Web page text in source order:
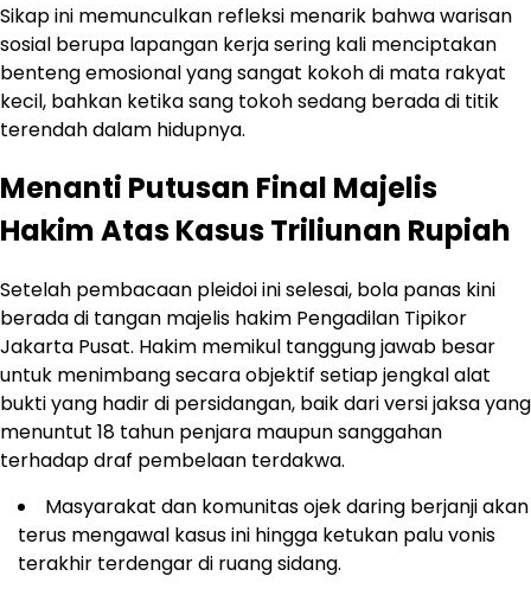
Sikap ini memunculkan refleksi menarik bahwa warisan
sosial berupa lapangan kerja sering kali menciptakan
benteng emosional yang sangat kokoh di mata rakyat
kecil, bahkan ketika sang tokoh sedang berada di titik
terendah dalam hidupnya.
Menanti Putusan Final Majelis
Hakim Atas Kasus Triliunan Rupiah
Setelah pembacaan pleidoi ini selesai, bola panas kini
berada di tangan majelis hakim Pengadilan Tipikor
Jakarta Pusat. Hakim memikul tanggung jawab besar
untuk menimbang secara objektif setiap jengkal alat
bukti yang hadir di persidangan, baik dari versi jaksa yang
menuntut 18 tahun penjara maupun sanggahan
terhadap draf pembelaan terdakwa.
Masyarakat dan komunitas ojek daring berjanji akan
terus mengawal kasus ini hingga ketukan palu vonis
terakhir terdengar di ruang sidang.